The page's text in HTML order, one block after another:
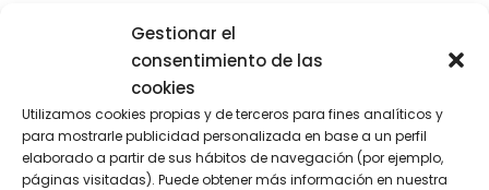
Gestionar el
consentimiento de las
cookies
Utilizamos cookies propias y de terceros para fines analíticos y
para mostrarle publicidad personalizada en base a un perfil
elaborado a partir de sus hábitos de navegación (por ejemplo,
páginas visitadas). Puede obtener más información en nuestra
Buscador de artículos